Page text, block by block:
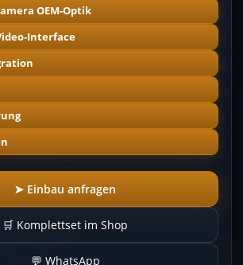
OEM-Optik
Interface
➤ Einbau anfragen
🛒 Komplettset im Shop
💬 WhatsApp